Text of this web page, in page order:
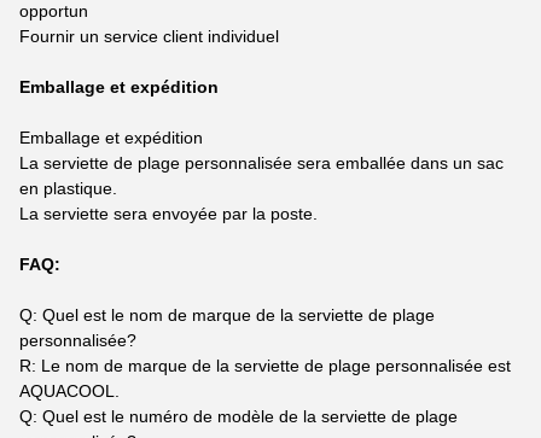
opportun
Fournir un service client individuel
Emballage et expédition
Emballage et expédition
La serviette de plage personnalisée sera emballée dans un sac
en plastique.
La serviette sera envoyée par la poste.
FAQ:
Q: Quel est le nom de marque de la serviette de plage
personnalisée?
R: Le nom de marque de la serviette de plage personnalisée est
AQUACOOL.
Q: Quel est le numéro de modèle de la serviette de plage